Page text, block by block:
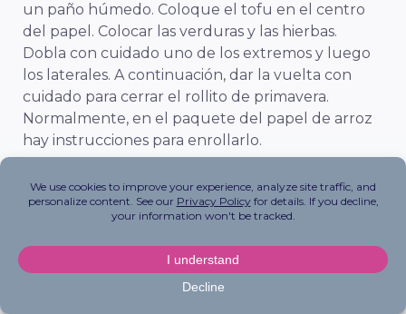
un paño húmedo. Coloque el tofu en el centro
del papel. Colocar las verduras y las hierbas.
Dobla con cuidado uno de los extremos y luego
los laterales. A continuación, dar la vuelta con
cuidado para cerrar el rollito de primavera.
Normalmente, en el paquete del papel de arroz
hay instrucciones para enrollarlo.
Paso 3:Para hacer la salsa de cacahuete Calentar
la mantequilla de cacahuete en el microondas
puede omitirse, pero facilita la tarea de remover.
Añada la salsa de soja, el sirope de arce, el zumo
de lima, el vinagre de arroz, la pasta de chile y ajo